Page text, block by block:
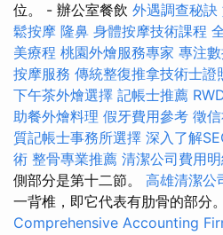
位。 - 辦公室餐飲 外遇調查秘訣
鬆按摩 隆鼻 身體按摩技術課程
美療程 桃園外燴服務專家 專注
按摩服務 傳統整復推拿技術士證
下午茶外燴選擇 記帳士推薦
助餐外燴料理 假牙費用參考 徵
質記帳士事務所選擇 深入了解
術 整骨專業推薦 清潔公司費用
側部分是第十二節。 高雄清潔公
一背椎，即它代表有肋骨的部分。
Comprehensive Accounting